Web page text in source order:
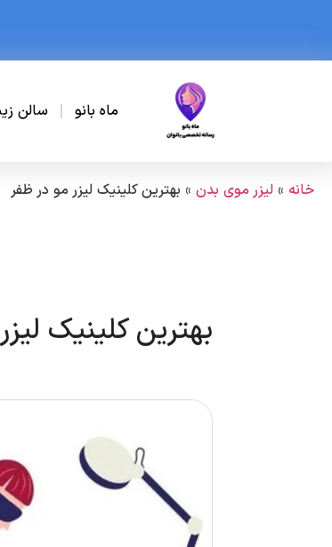
ماه بانو سالن
خانه » لیزر موی بدن » بهترین کلینیک لیزر مو در ظفر
بهترین کلینیک